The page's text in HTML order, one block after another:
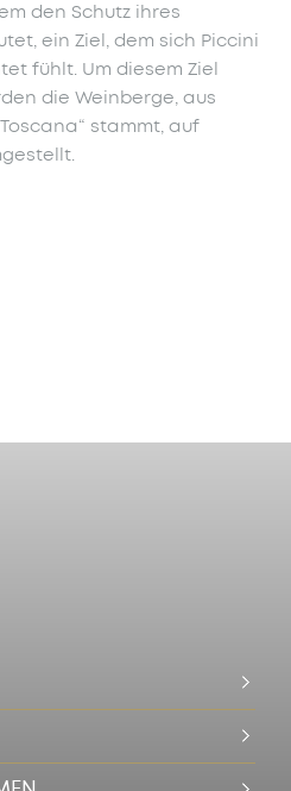
den Schutz ihres
ein Ziel, dem sich Piccini
fühlt. Um diesem Ziel
die Weinberge, aus
stammt, auf